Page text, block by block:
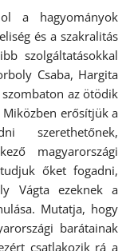
a hagyományok
és a szakralitás
szolgáltatásokkal
Csaba, Hargita
szombaton az ötödik
Miközben erősítjük a
szerethetőnek,
magyarországi
őket fogadni,
Vágta ezeknek a
Mutatja, hogy
barátainak
csatlakozik rá a